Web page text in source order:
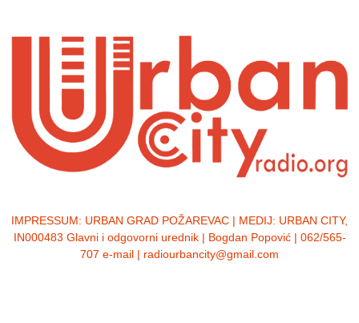
IMPRESSUM: URBAN GRAD POŽAREVAC | MEDIJ: URBAN CITY,
IN000483 Glavni i odgovorni urednik | Bogdan Popović | 062/565-
707 e-mail | radiourbancity@gmail.com